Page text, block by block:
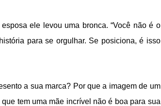
ele levou uma bronca. “Você não é o
para se orgulhar. Se posiciona, é isso
a sua marca? Por que a imagem de um
tem uma mãe incrível não é boa para sua